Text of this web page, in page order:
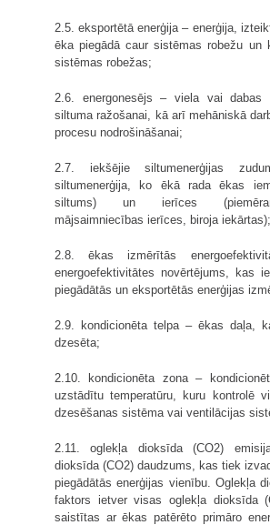
2.5. eksportētā enerģija – enerģija,
ēka piegādā caur sistēmas robežu un
sistēmas robežas;
2.6. energonesējs – viela vai dabas
siltuma ražošanai, kā arī mehāniskā
procesu nodrošināšanai;
2.7. iekšējie siltumenerģijas
siltumenerģija, ko ēkā rada ēkas
siltums) un ierīces
mājsaimniecības ierīces, biroja iekārtas);
2.8. ēkas izmērītās
energoefektivitātes novērtējums, kas
piegādātās un eksportētās enerģijas
2.9. kondicionēta telpa – ēkas daļa,
dzesēta;
2.10. kondicionēta zona –
uzstādītu temperatūru, kuru kontrolē
dzesēšanas sistēma vai ventilācijas
2.11. oglekļa dioksīda (CO2)
dioksīda (CO2) daudzums, kas tiek
piegādātās enerģijas vienību. Oglekļa
faktors ietver visas oglekļa dioksīda
saistītas ar ēkas patērēto primāro